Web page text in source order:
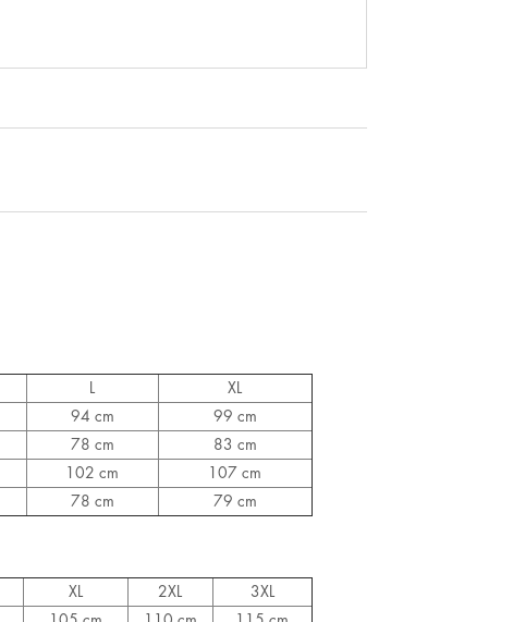
XL
94 cm
99 cm
78 cm
83 cm
102 cm
107 cm
78 cm 79 cm
XL 2XL
3XL